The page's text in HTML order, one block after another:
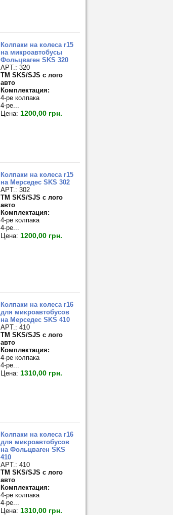
Колпаки на колеса r15
на микроавтобусы
Фольцваген SKS 320
APT.: 320
TM SKS/SJS с лого
авто
Комплектация:
4-ре колпака
4-ре...
Цена:1200,00 грн.
Колпаки на колеса r15
на Мерседес SKS 302
APT.: 302
TM SKS/SJS с лого
авто
Комплектация:
4-ре колпака
4-ре...
Цена:1200,00 грн.
Колпаки на колеса r16
для микроавтобусов
на Мерседес SKS 410
APT.: 410
TM SKS/SJS с лого
авто
Комплектация:
4-ре колпака
4-ре...
Цена:1310,00 грн.
Колпаки на колеса r16
для микроавтобусов
на Фольцваген SKS
410
APT.: 410
TM SKS/SJS с лого
авто
Комплектация:
4-ре колпака
4-ре...
Цена:1310,00 грн.